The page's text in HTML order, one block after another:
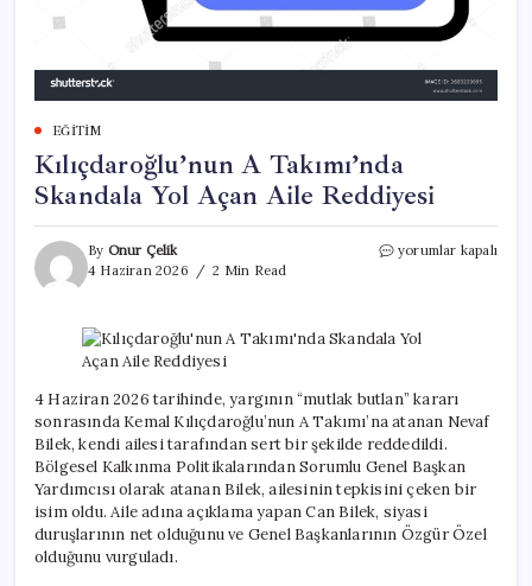
EĞITIM
Kılıçdaroğlu’nun A Takımı’nda
Skandala Yol Açan Aile Reddiyesi
By Onur Çelik
4 Haziran 2026
2 Min Read
Kılıçdaroğlu’nun
Açan
Reddiyesi
için
yorumlar kapalı
4 Haziran 2026 tarihinde, yargının “mutlak butlan” kararı
sonrasında Kemal Kılıçdaroğlu’nun A Takımı’na atanan Nevaf
Bilek, kendi ailesi tarafından sert bir şekilde reddedildi.
Bölgesel Kalkınma Politikalarından Sorumlu Genel Başkan
Yardımcısı olarak atanan Bilek, ailesinin tepkisini çeken bir
isim oldu. Aile adına açıklama yapan Can Bilek, siyasi
duruşlarının net olduğunu ve Genel Başkanlarının Özgür Özel
olduğunu vurguladı.